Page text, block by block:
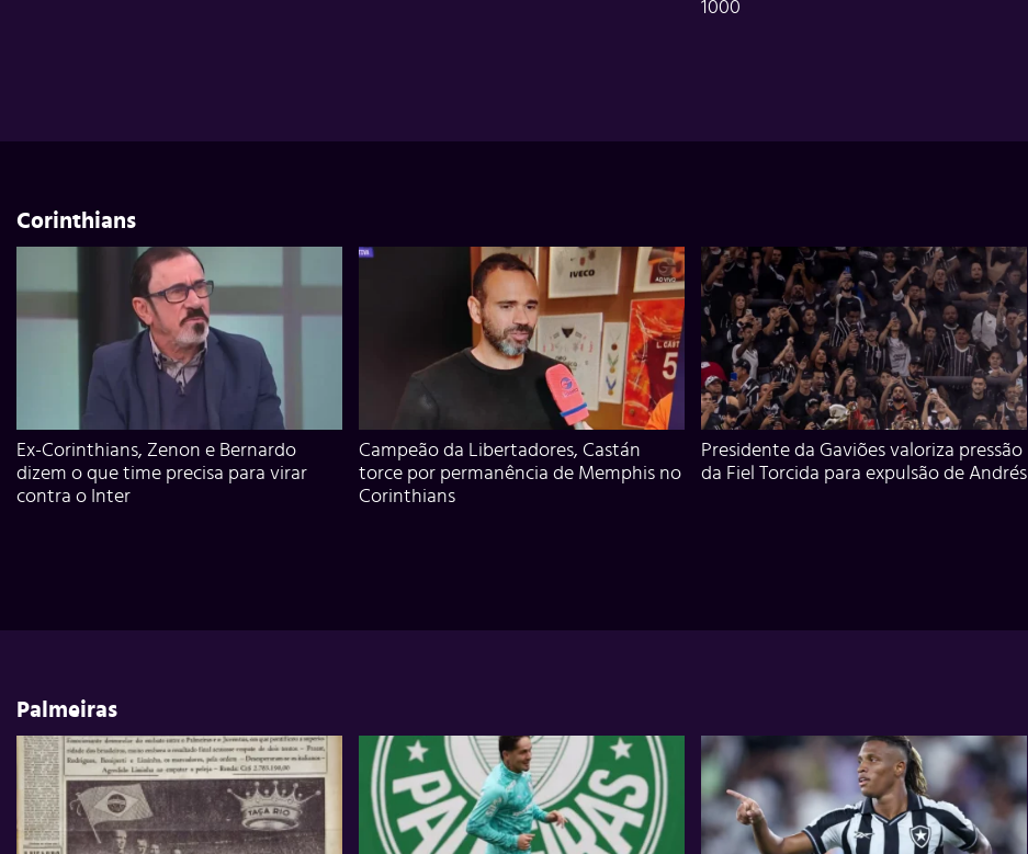
1000
Corinthians
Ex-Corinthians, Zenon e Bernardo
dizem o que time precisa para virar
contra o Inter
Campeão da Libertadores, Castán
torce por permanência de Memphis no
Corinthians
Presidente da Gaviões valoriza pressão
da Fiel Torcida para expulsão de Andrés
Palmeiras